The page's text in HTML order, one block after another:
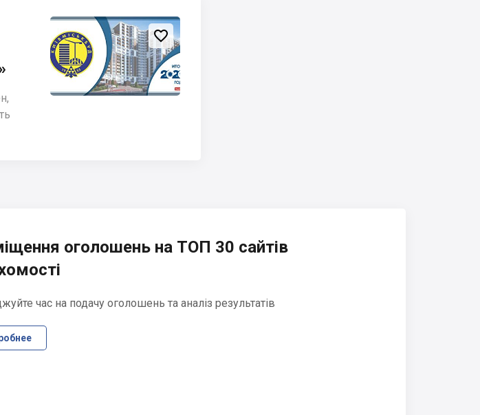

оголошень на ТОП 30 сайтів
час на подачу оголошень та аналіз результатів